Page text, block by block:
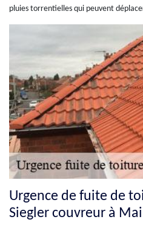
pluies torrentielles qui peuvent
Urgence de fuite de
Siegler couvreur à